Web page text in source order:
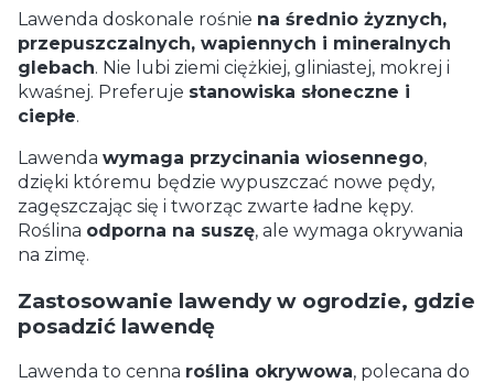
Lawenda doskonale rośnie na średnio żyznych,
przepuszczalnych, wapiennych i mineralnych
glebach. Nie lubi ziemi ciężkiej, gliniastej, mokrej i
kwaśnej. Preferuje stanowiska słoneczne i
ciepłe.
Lawenda wymaga przycinania wiosennego,
dzięki któremu będzie wypuszczać nowe pędy,
zagęszczając się i tworząc zwarte ładne kępy.
Roślina odporna na suszę, ale wymaga okrywania
na zimę.
Zastosowanie lawendy w ogrodzie, gdzie
posadzić lawendę
Lawenda to cenna roślina okrywowa, polecana do